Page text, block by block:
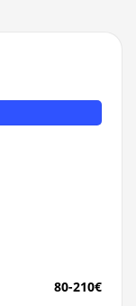
80-210€